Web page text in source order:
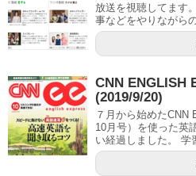
放送を視聴してます
事などをやりながら
CNN ENGLISH
(2019/9/20)
７月から始めたCNN
10月号）を使った英
い経過しました。 学